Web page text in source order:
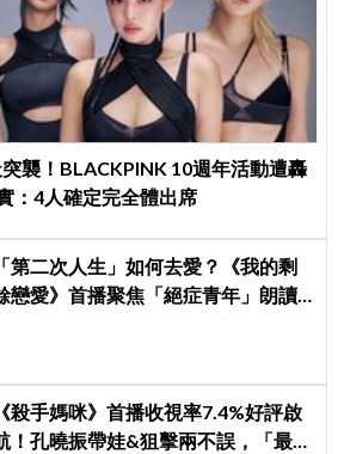
襲！BLACKPINK 10週年活動遭轟
：4人確定完全體出席
「第二次人生」如何去愛？《我的剩
戀愛》首播聚焦「絕症青年」朗讀
《殺手媽咪》首播收視率7.4%好評啟
！孔曉振帶娃&狙擊兩不誤，「最狂